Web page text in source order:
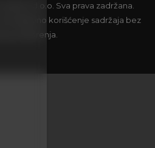
System d.o.o. Sva prava zadržana.
korišćenje sadržaja bez
odobrenja.